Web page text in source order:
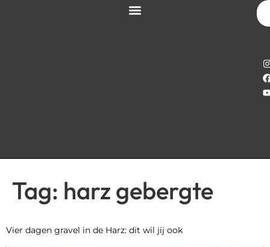
Tag: harz gebergte
Vier dagen gravel in de Harz: dit wil jij ook